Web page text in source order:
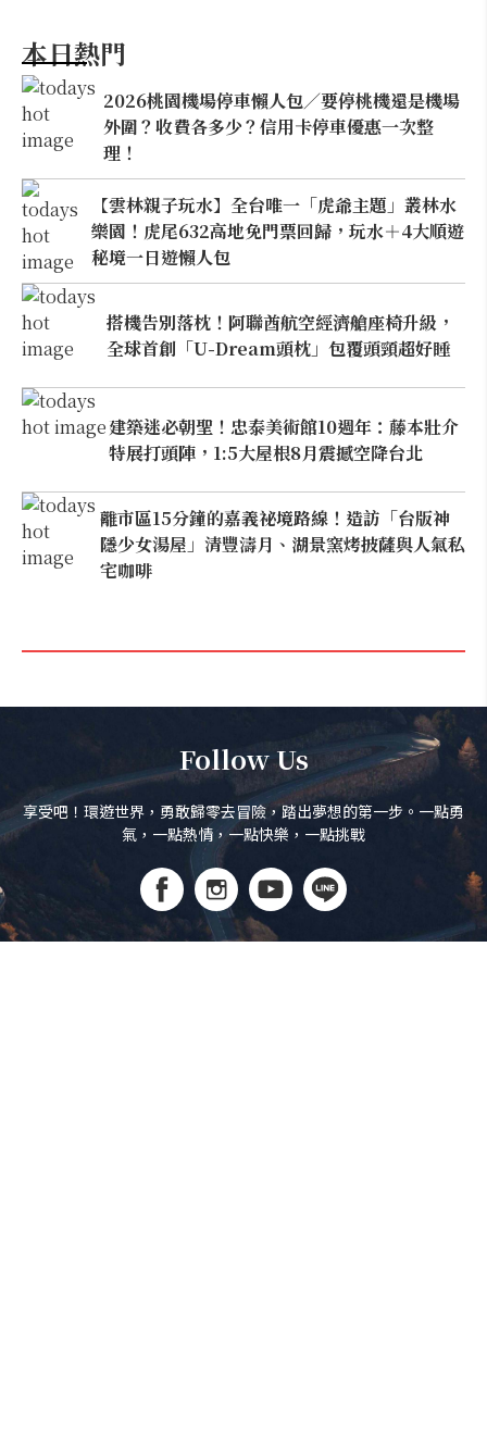
本日熱門
2026桃園機場停車懶人包／要停桃機還是機場
外圍？收費各多少？信用卡停車優惠一次整
理！
【雲林親子玩水】全台唯一「虎爺主題」叢林水
樂園！虎尾632高地免門票回歸，玩水＋4大順遊
秘境一日遊懶人包
搭機告別落枕！阿聯酋航空經濟艙座椅升級，
全球首創「U-Dream頭枕」包覆頭頸超好睡
建築迷必朝聖！忠泰美術館10週年：藤本壯介
特展打頭陣，1:5大屋根8月震撼空降台北
離市區15分鐘的嘉義祕境路線！造訪「台版神
隱少女湯屋」清豐濤月、湖景窯烤披薩與人氣私
宅咖啡
Follow Us
享受吧！環遊世界，勇敢歸零去冒險，踏出夢想的第一步。一點勇
氣，一點熱情，一點快樂，一點挑戰